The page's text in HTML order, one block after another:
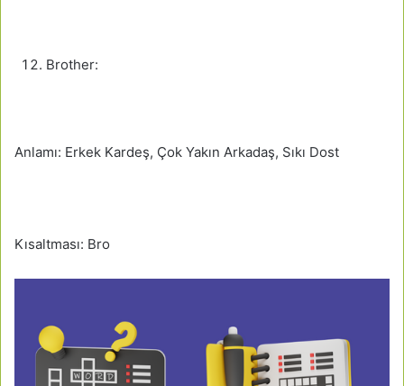
Brother:
Anlamı: Erkek Kardeş, Çok Yakın Arkadaş, Sıkı Dost
Kısaltması: Bro